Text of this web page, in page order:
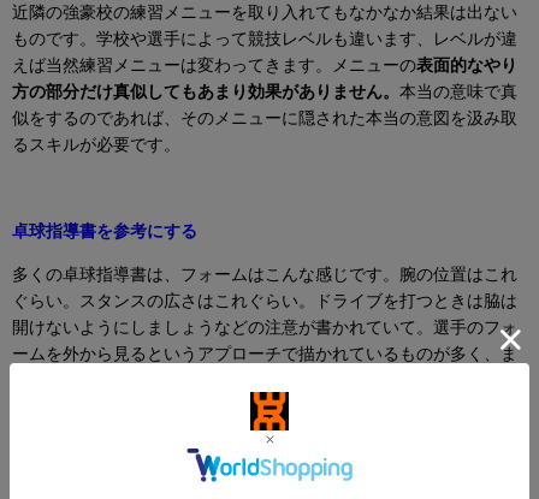
近隣の強豪校の練習メニューを取り入れてもなかなか結果は出ない
ものです。学校や選手によって競技レベルも違います、レベルが違
えば当然練習メニューは変わってきます。メニューの表面的なやり
方の部分だけ真似してもあまり効果がありません。 本当の意味で真
似をするのであれば、そのメニューに隠された本当の意図を汲み取
るスキルが必要です。
卓球指導書を参考にする
多くの卓球指導書は、フォームはこんな感じです。腕の位置はこれ
ぐらい。スタンスの広さはこれぐらい。ドライブを打つときは脇は
開けないようにしましょうなどの注意が書かれていて。選手のフォ
ームを外から見るというアプローチで描かれているものが多く、ま
どの書籍が同じように描かれています。